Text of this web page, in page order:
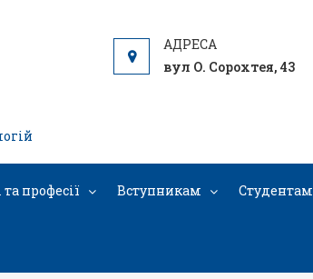
вул О. Сорохтея, 43
професії Вступникам Студентам